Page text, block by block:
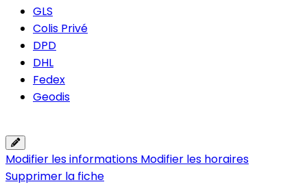
GLS
Colis Privé
DPD
DHL
Fedex
Geodis
Modifier les informations Modifier les horaires
Supprimer la fiche